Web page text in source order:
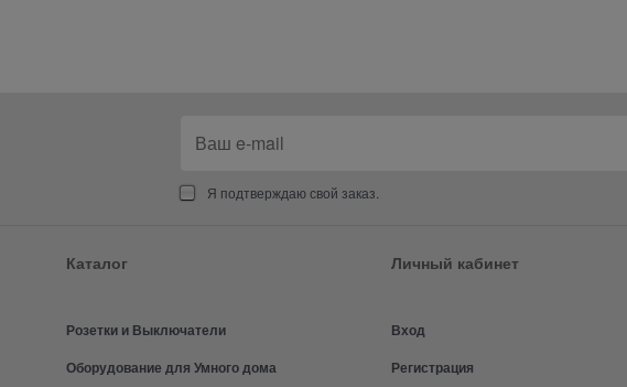
Я подтверждаю свой заказ.
Каталог
Розетки и Выключатели
Оборудование для Умного дома
Личный кабинет
Вход
Регистрация